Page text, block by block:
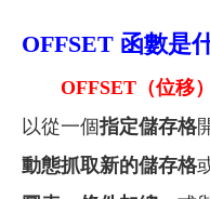
OFFSET 函數是
OFFSET （位移）
以從一個指定儲存格
動態抓取新的儲存格